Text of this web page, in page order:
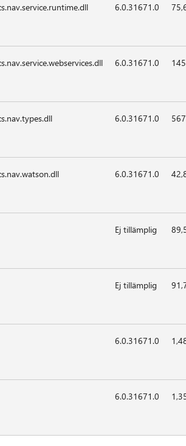
6.0.31671.0
6.0.31671.0
6.0.31671.0
6.0.31671.0
Ej tillämplig
Ej tillämplig
6.0.31671.0
6.0.31671.0